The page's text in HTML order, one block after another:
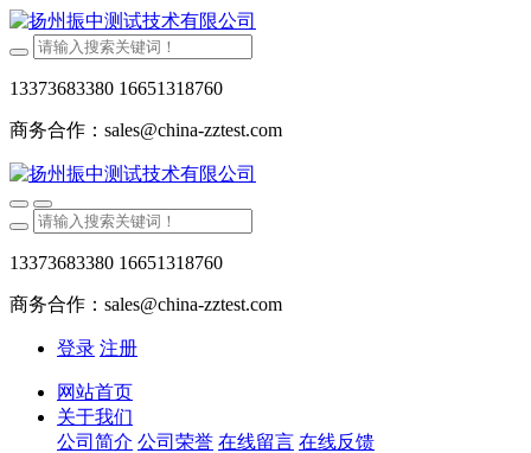
13373683380 16651318760
商务合作：sales@china-zztest.com
13373683380 16651318760
商务合作：sales@china-zztest.com
登录 注册
网站首页
关于我们
公司简介 公司荣誉 在线留言 在线反馈